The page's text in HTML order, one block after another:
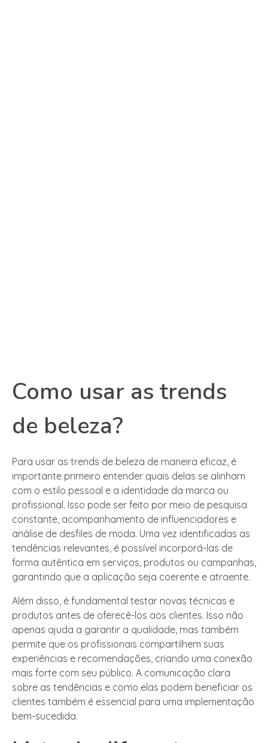
Como usar as trends
de beleza?
Para usar as trends de beleza de maneira eficaz, é
importante primeiro entender quais delas se alinham
com o estilo pessoal e a identidade da marca ou
profissional. Isso pode ser feito por meio de pesquisa
constante, acompanhamento de influenciadores e
análise de desfiles de moda. Uma vez identificadas as
tendências relevantes, é possível incorporá-las de
forma autêntica em serviços, produtos ou campanhas,
garantindo que a aplicação seja coerente e atraente.
Além disso, é fundamental testar novas técnicas e
produtos antes de oferecê-los aos clientes. Isso não
apenas ajuda a garantir a qualidade, mas também
permite que os profissionais compartilhem suas
experiências e recomendações, criando uma conexão
mais forte com seu público. A comunicação clara
sobre as tendências e como elas podem beneficiar os
clientes também é essencial para uma implementação
bem-sucedida.